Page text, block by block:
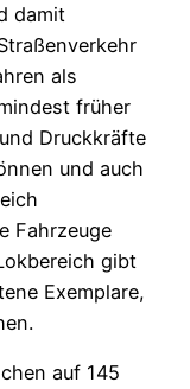
damit
als
früher
Druckkräfte
und auch
Fahrzeuge
gibt
Exemplare,
auf 145